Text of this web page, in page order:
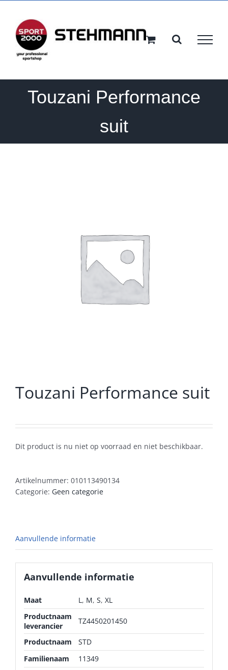
inhoud
Touzani Performance
suit
Touzani Performance suit
Dit product is nu niet op voorraad en niet beschikbaar.
Artikelnummer: 010113490134
Categorie: Geen categorie
Aanvullende informatie
Aanvullende informatie
Maat L , M, S, XL
Productnaam
leverancier
TZ4450201450
Productnaam
STD
Familienaam
11349